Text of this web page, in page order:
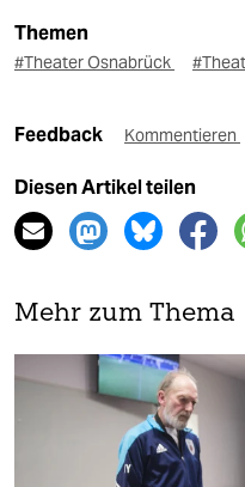
Themen
#Theater Osnabrück
Feedback Kommentieren
Diesen Artikel teilen
Mehr zum Thema